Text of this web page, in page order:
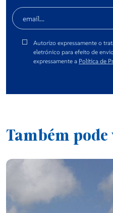
Empresas e
Motores
Autorizo expressamente o
eletrónico para efeito de
expressamente a Política de
Também pode